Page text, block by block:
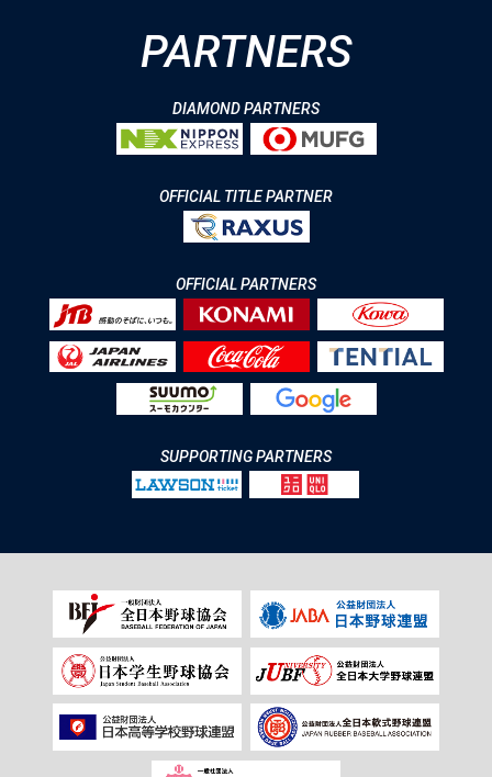
PARTNERS
DIAMOND PARTNERS
OFFICIAL TITLE PARTNER
OFFICIAL PARTNERS
SUPPORTING PARTNERS